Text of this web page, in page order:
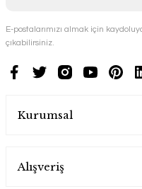
E-postalarımızı almak için
çıkabilirsiniz.
Kurumsal
Alışveriş